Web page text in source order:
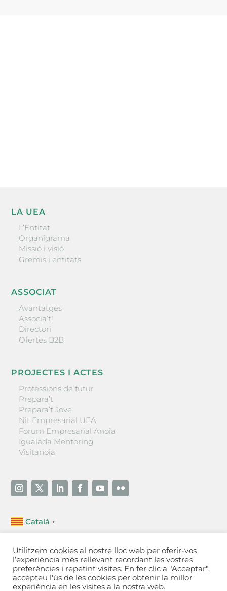
LA UEA
L’Entitat
Organigrama
Missió i visió
Gremis i entitats
ASSOCIAT
Avantatges
Associa’t!
Directori
Ofertes B2B
PROJECTES I ACTES
Professions de futur
Prepara’t
Prepara’t Jove
Nit Empresarial UEA
Forum Empresarial Anoia
Igualada Mentoring
Visitanoia
Català ▼
Unió Empresarial de l’Anoia (UEA)
Ctra. de Manresa, 131, 08700 – Igualada (Barcelona)
Tel 93 805 22 92
Utilitzem cookies al nostre lloc web per oferir-vos
l’experiència més rellevant recordant les vostres
preferències i repetint visites. En fer clic a "Acceptar",
accepteu l'ús de les cookies per obtenir la millor
experiència en les visites a la nostra web.